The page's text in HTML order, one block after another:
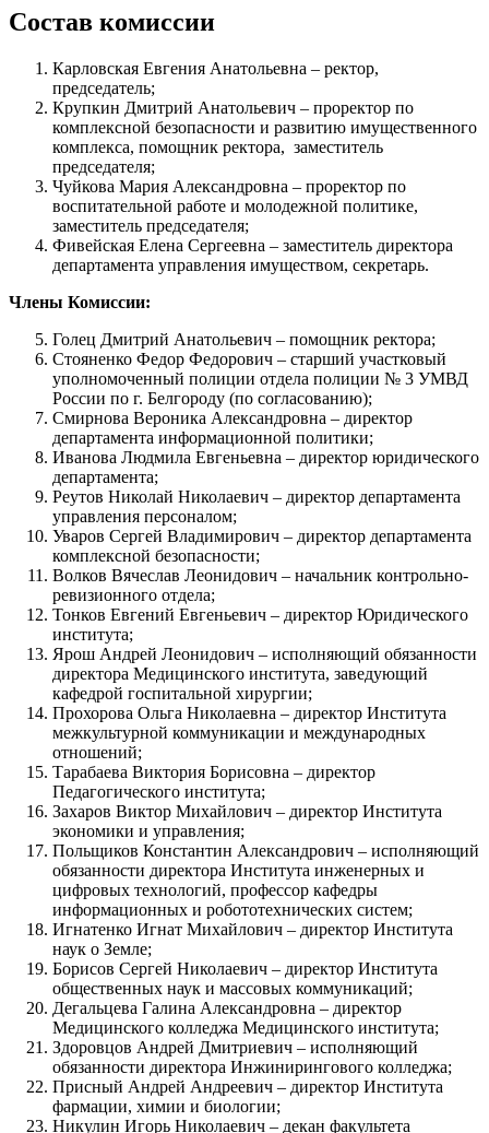
Состав комиссии
Карловская Евгения Анатольевна – ректор,
председатель;
Крупкин Дмитрий Анатольевич – проректор по
комплексной безопасности и развитию имущественного
комплекса, помощник ректора, заместитель
председателя;
Чуйкова Мария Александровна – проректор по
воспитательной работе и молодежной политике,
заместитель председателя;
Фивейская Елена Сергеевна – заместитель директора
департамента управления имуществом, секретарь.
Члены Комиссии:
Голец Дмитрий Анатольевич – помощник ректора;
Стояненко Федор Федорович – старший участковый
уполномоченный полиции отдела полиции № 3 УМВД
России по г. Белгороду (по согласованию);
Смирнова Вероника Александровна – директор
департамента информационной политики;
Иванова Людмила Евгеньевна – директор юридического
департамента;
Реутов Николай Николаевич – директор департамента
управления персоналом;
Уваров Сергей Владимирович – директор департамента
комплексной безопасности;
Волков Вячеслав Леонидович – начальник контрольно-
ревизионного отдела;
Тонков Евгений Евгеньевич – директор Юридического
института;
Ярош Андрей Леонидович – исполняющий обязанности
директора Медицинского института, заведующий
кафедрой госпитальной хирургии;
Прохорова Ольга Николаевна – директор Института
межкультурной коммуникации и международных
отношений;
Тарабаева Виктория Борисовна – директор
Педагогического института;
Захаров Виктор Михайлович – директор Института
экономики и управления;
Польщиков Константин Александрович – исполняющий
обязанности директора Института инженерных и
цифровых технологий, профессор кафедры
информационных и робототехнических систем;
Игнатенко Игнат Михайлович – директор Института
наук о Земле;
Борисов Сергей Николаевич – директор Института
общественных наук и массовых коммуникаций;
Дегальцева Галина Александровна – директор
Медицинского колледжа Медицинского института;
Здоровцов Андрей Дмитриевич – исполняющий
обязанности директора Инжинирингового колледжа;
Присный Андрей Андреевич – директор Института
фармации, химии и биологии;
Никулин Игорь Николаевич – декан факультета